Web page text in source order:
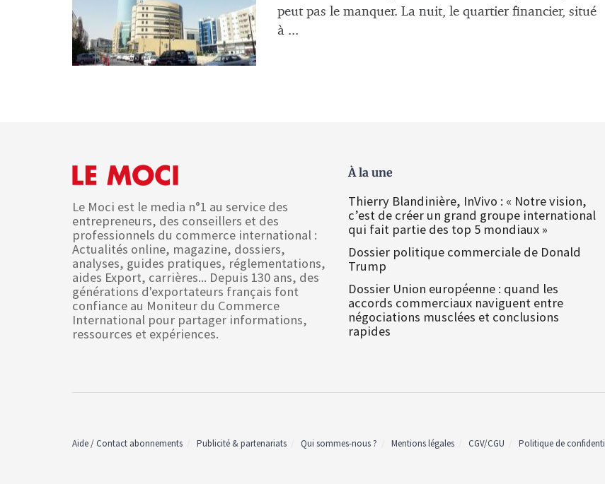
peut pas le manquer. La nuit, le quartier financier, situé
à ...
Le Moci est le media n°1 au service des
entrepreneurs, des conseillers et des
professionnels du commerce international :
Actualités online, magazine, dossiers,
analyses, guides pratiques, réglementations,
aides Export, carrières... Depuis 130 ans, des
générations d'exportateurs français font
confiance au Moniteur du Commerce
International pour partager informations,
ressources et expériences.
À la une
Thierry Blandinière, InVivo : « Notre vision,
c’est de créer un grand groupe international
qui fait partie des top 5 mondiaux »
Dossier politique commerciale de Donald
Trump
Dossier Union européenne : quand les
accords commerciaux naviguent entre
négociations musclées et conclusions
rapides
Aide / Contact abonnements Publicité & partenariats Qui sommes-nous ? Mentions légales CGV/CGU Politique de